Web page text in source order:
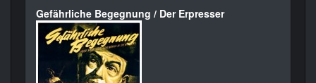
Gefährliche Begegnung / Der Erpresser